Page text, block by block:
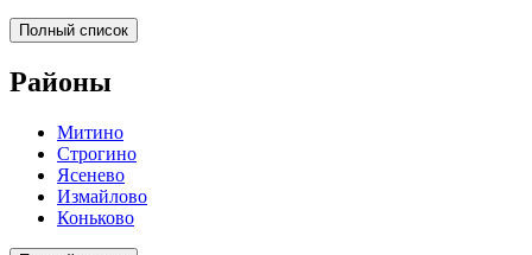
Полный список
Районы
Митино
Строгино
Ясенево
Измайлово
Коньково